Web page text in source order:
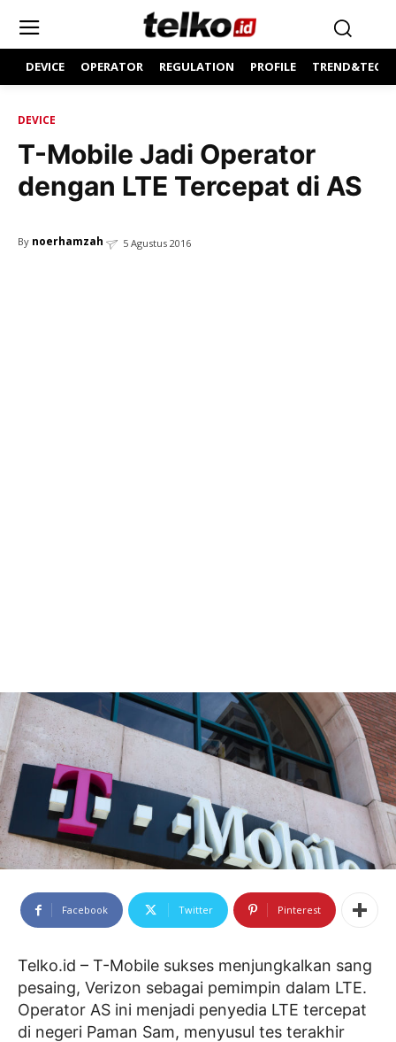
DEVICE OPERATOR REGULATION PROFILE
DEVICE
T-Mobile Jadi Operator
dengan LTE Tercepat di AS
By noerhamzah 5 Agustus 2016
Facebook Twitter Pinterest
Telko.id – T-Mobile sukses menjungkalkan sang
pesaing, Verizon sebagai pemimpin dalam LTE.
Operator AS ini menjadi penyedia LTE tercepat
di negeri Paman Sam, menyusul tes terakhir